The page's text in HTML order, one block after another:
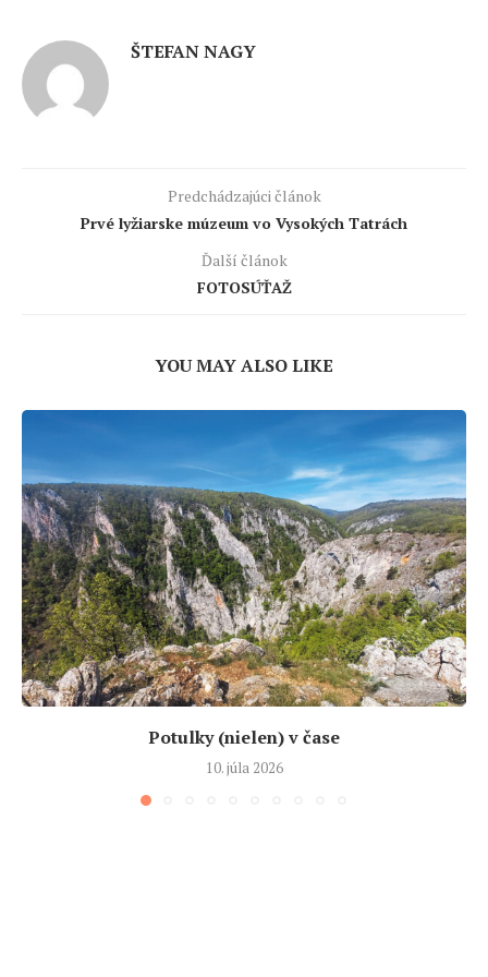
ŠTEFAN NAGY
Predchádzajúci článok
Prvé lyžiarske múzeum vo Vysokých Tatrách
Ďalší článok
FOTOSÚŤAŽ
YOU MAY ALSO LIKE
Potulky (nielen) v čase
10. júla 2026